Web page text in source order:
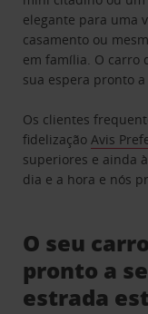
elegante para uma
casamento ou
em família. O carro
sua espera pronto
Os clientes
fidelizaçãoAvis
superiores e ainda
dia e a hora e nós
O seu
pronto a
estrada